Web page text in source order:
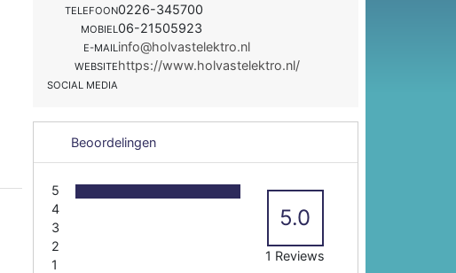
TELEFOON0226-345700
MOBIEL06-21505923
E-MAILinfo@holvastelektro.nl
WEBSITEhttps://www.holvastelektro.nl/
SOCIAL MEDIA
Beoordelingen
5
4
3
2
1
5.0
1 Reviews